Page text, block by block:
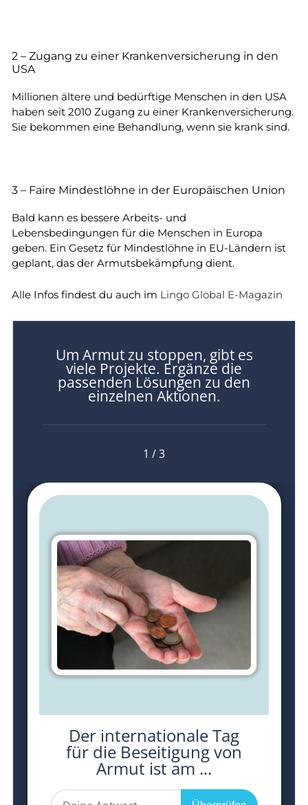
2 – Zugang zu einer Krankenversicherung in den
USA
Millionen ältere und bedürftige Menschen in den USA
haben seit 2010 Zugang zu einer Krankenversicherung.
Sie bekommen eine Behandlung, wenn sie krank sind.
3 – Faire Mindestlöhne in der Europäischen Union
Bald kann es bessere Arbeits- und
Lebensbedingungen für die Menschen in Europa
geben. Ein Gesetz für Mindestlöhne in EU-Ländern ist
geplant, das der Armutsbekämpfung dient.
Alle Infos findest du auch im Lingo Global E-Magazin